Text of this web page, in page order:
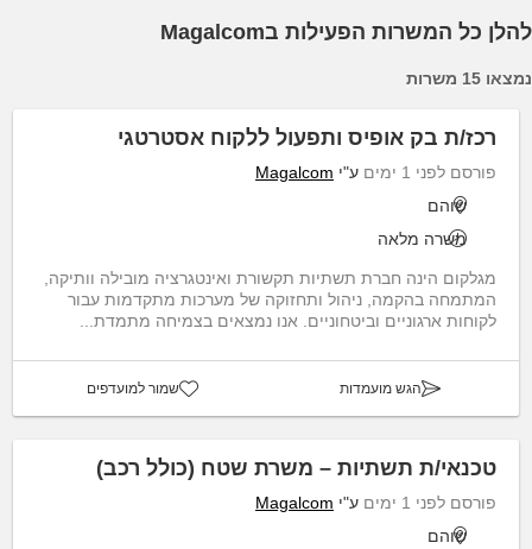
להלן כל המשרות הפעילות בMagalcom
נמצאו 15 משרות
רכז/ת בק אופיס ותפעול ללקוח אסטרטגי
פורסם לפני 1 ימים ע"י Magalcom
שוהם
משרה מלאה
מגלקום הינה חברת תשתיות תקשורת ואינטגרציה מובילה וותיקה,
המתמחה בהקמה, ניהול ותחזוקה של מערכות מתקדמות עבור
לקוחות ארגוניים וביטחוניים. אנו נמצאים בצמיחה מתמדת...
הגש מועמדות שמור למועדפים
טכנאי/ת תשתיות – משרת שטח (כולל רכב)
פורסם לפני 1 ימים ע"י Magalcom
שוהם